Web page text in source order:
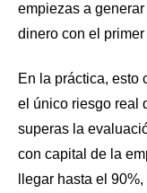
empiezas a
dinero con el primer
En la práctica, esto
el único riesgo real
superas la
con capital de la
llegar hasta el